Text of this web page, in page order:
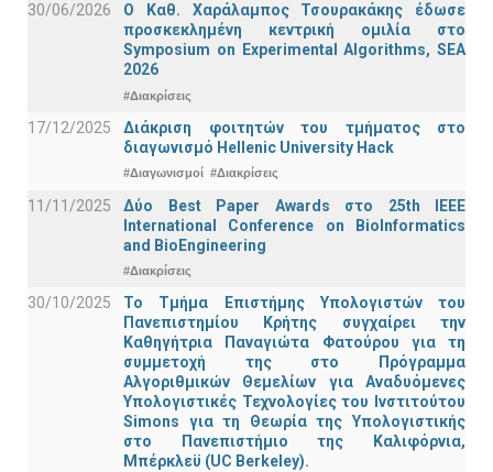
30/06/2026
Ο Καθ. Χαράλαμπος Τσουρακάκης έδωσε
προσκεκλημένη κεντρική ομιλία στο
Symposium on Experimental Algorithms, SEA
2026
#Διακρίσεις
17/12/2025
Διάκριση φοιτητών του τμήματος στο
διαγωνισμό Hellenic University Hack
#Διαγωνισμοί #Διακρίσεις
11/11/2025
Δύο Best Paper Awards στο 25th IEEE
International Conference on BioInformatics
and BioEngineering
#Διακρίσεις
30/10/2025
Το Τμήμα Επιστήμης Υπολογιστών του
Πανεπιστημίου Κρήτης συγχαίρει την
Καθηγήτρια Παναγιώτα Φατούρου για τη
συμμετοχή της στο Πρόγραμμα
Αλγοριθμικών Θεμελίων για Αναδυόμενες
Υπολογιστικές Τεχνολογίες του Ινστιτούτου
Simons για τη Θεωρία της Υπολογιστικής
στο Πανεπιστήμιο της Καλιφόρνια,
Μπέρκλεϋ (UC Berkeley).